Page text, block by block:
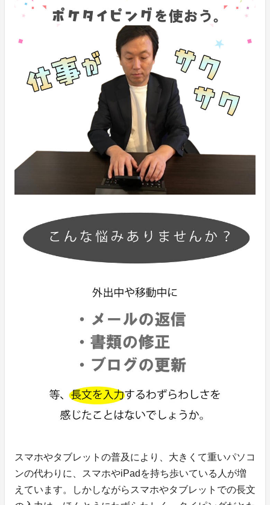
スマホやタブレットの普及により、大きくて重いパソコ
ンの代わりに、スマホやiPadを持ち歩いている人が増
えています。しかしながらスマホやタブレットでの長文